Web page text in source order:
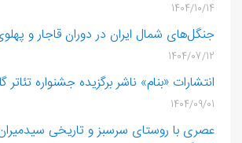
1404/10/14
جنگل‌های شمال ایران در دوران قاجار و
1404/07/12
انتشارات «بنام» ناشر برگزیده جشنواره
1404/09/01
عصری با روستای سرسبز و تاریخی